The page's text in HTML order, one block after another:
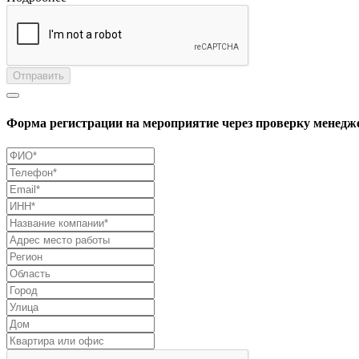
Отправить
Форма регистрации на мероприятие через проверку